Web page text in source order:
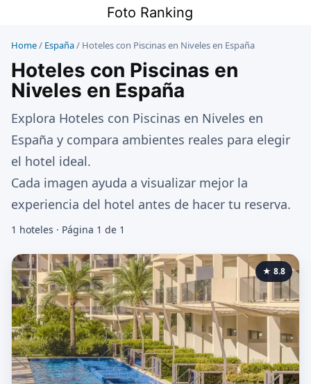
contenido
Foto Ranking
Home/ España/ Hoteles con Piscinas en Niveles en España
Hoteles con Piscinas en
Niveles en España
Explora Hoteles con Piscinas en Niveles en
España y compara ambientes reales para elegir
el hotel ideal.
Cada imagen ayuda a visualizar mejor la
experiencia del hotel antes de hacer tu reserva.
1 hoteles · Página 1 de 1
★ 8.8